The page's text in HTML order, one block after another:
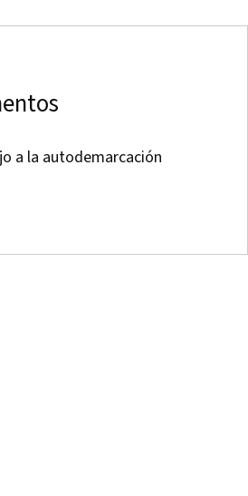
a la autodemarcación